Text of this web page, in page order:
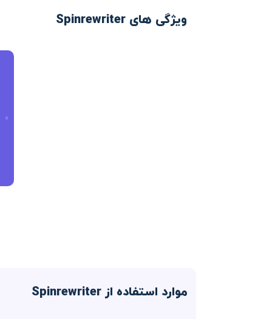
ویژگی های Spinrewriter
موارد استفاده از Spinrewriter